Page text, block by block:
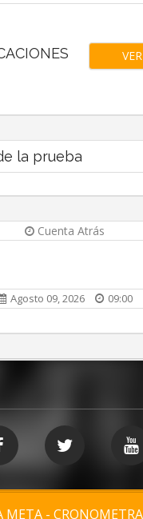
VER
la prueba
Cuenta Atrás
Agosto 09, 2026 09:00
-